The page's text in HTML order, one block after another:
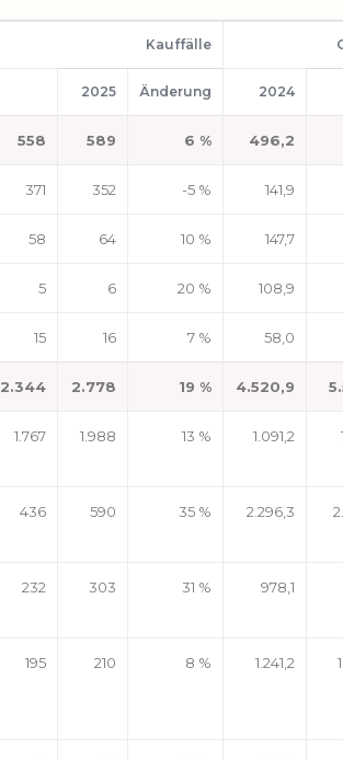
Kauffälle
2025 Änderung 2024
558 589 6 % 496,2
371 352 -5 % 141,9
58 64 10 % 147,7
5 6 20 % 108,9
15 16 7 % 58,0
2.344 2.778 19 % 4.520,9
1.767 1.988 13 % 1.091,2
436 590 35 % 2.296,3
232 303 31 % 978,1
195 210 8 % 1.241,2